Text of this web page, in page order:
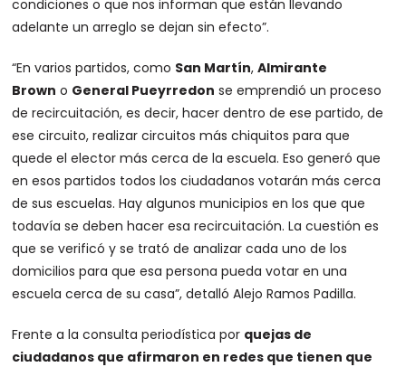
condiciones o que nos informan que están llevando
adelante un arreglo se dejan sin efecto”.
“En varios partidos, como San Martín,Almirante
Brown o General Pueyrredon se emprendió un proceso
de recircuitación, es decir, hacer dentro de ese partido, de
ese circuito, realizar circuitos más chiquitos para que
quede el elector más cerca de la escuela. Eso generó que
en esos partidos todos los ciudadanos votarán más cerca
de sus escuelas. Hay algunos municipios en los que que
todavía se deben hacer esa recircuitación. La cuestión es
que se verificó y se trató de analizar cada uno de los
domicilios para que esa persona pueda votar en una
escuela cerca de su casa”, detalló Alejo Ramos Padilla.
Frente a la consulta periodística por quejas de
ciudadanos que afirmaron en redes que tienen que